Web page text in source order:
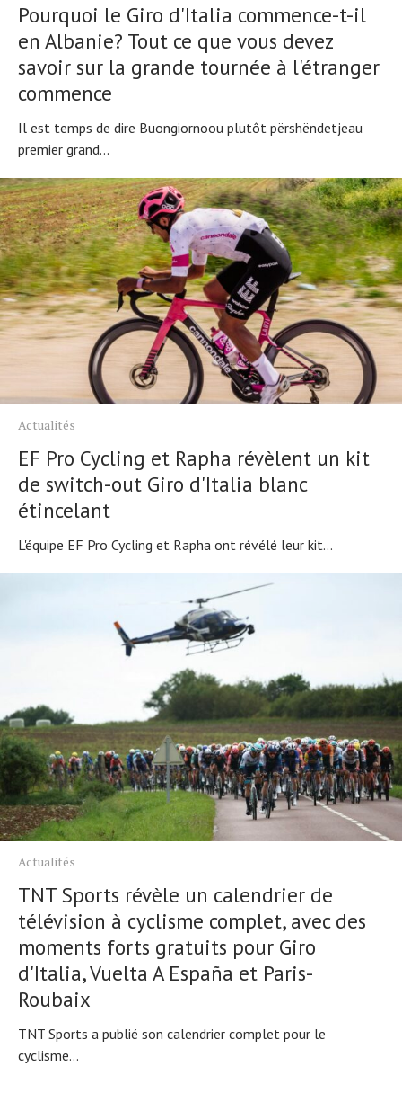
Pourquoi le Giro d'Italia commence-t-il
en Albanie? Tout ce que vous devez
savoir sur la grande tournée à l'étranger
commence
Il est temps de dire Buongiornoou plutôt përshëndetjeau
premier grand...
Actualités
EF Pro Cycling et Rapha révèlent un kit
de switch-out Giro d'Italia blanc
étincelant
L'équipe EF Pro Cycling et Rapha ont révélé leur kit...
Actualités
TNT Sports révèle un calendrier de
télévision à cyclisme complet, avec des
moments forts gratuits pour Giro
d'Italia, Vuelta A España et Paris-
Roubaix
TNT Sports a publié son calendrier complet pour le
cyclisme...